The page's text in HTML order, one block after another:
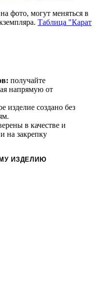
фото, могут меняться в
Таблица "Карат
получайте
напрямую от
изделие создано без
в качестве и
на закрепку
ИЗДЕЛИЮ